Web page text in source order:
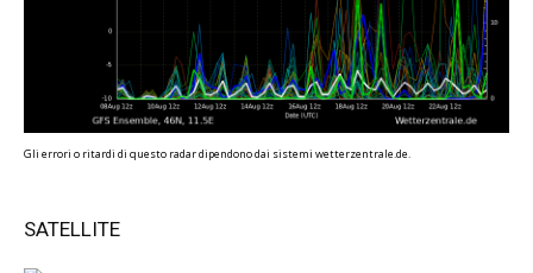
Gli errori o ritardi di questo radar dipendono dai sistemi wetterzentrale.de.
SATELLITE